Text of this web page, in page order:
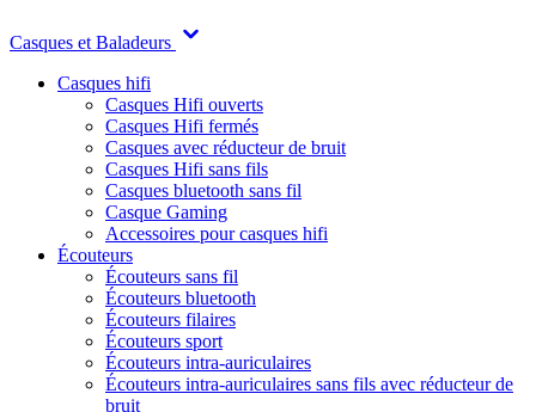
Casques et Baladeurs
Casques hifi
Casques Hifi ouverts
Casques Hifi fermés
Casques avec réducteur de bruit
Casques Hifi sans fils
Casques bluetooth sans fil
Casque Gaming
Accessoires pour casques hifi
Écouteurs
Écouteurs sans fil
Écouteurs bluetooth
Écouteurs filaires
Écouteurs sport
Écouteurs intra-auriculaires
Écouteurs intra-auriculaires sans fils avec réducteur de
bruit